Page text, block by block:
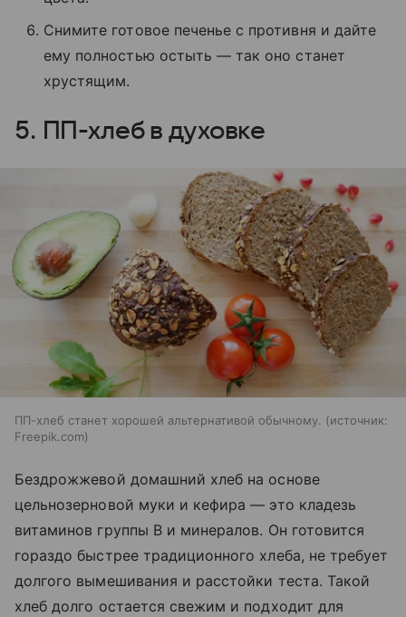
Снимите готовое печенье с противня и дайте
ему полностью остыть — так оно станет
хрустящим.
5. ПП-хлеб в духовке
ПП-хлеб станет хорошей альтернативой обычному.
источник:
Freepik.com
Бездрожжевой домашний хлеб на основе
цельнозерновой муки и кефира — это кладезь
витаминов группы B и минералов. Он готовится
гораздо быстрее традиционного хлеба, не требует
долгого вымешивания и расстойки теста. Такой
хлеб долго остается свежим и подходит для